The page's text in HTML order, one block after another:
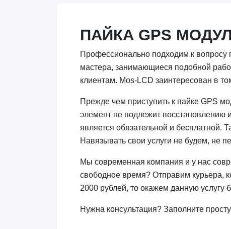
ПАЙКА GPS
Профессионально подходим к
мастера, занимающиеся подобной
клиентам. Mos-LCD заинтересован в
Прежде чем приступить к пайке GPS
элемент не подлежит восстановлению
является обязательной и
Навязывать свои услуги не будем, не
Мы современная компания и у нас
свободное время? Отправим курьера,
2000 рублей, то окажем данную услугу
Нужна консультация? Заполните